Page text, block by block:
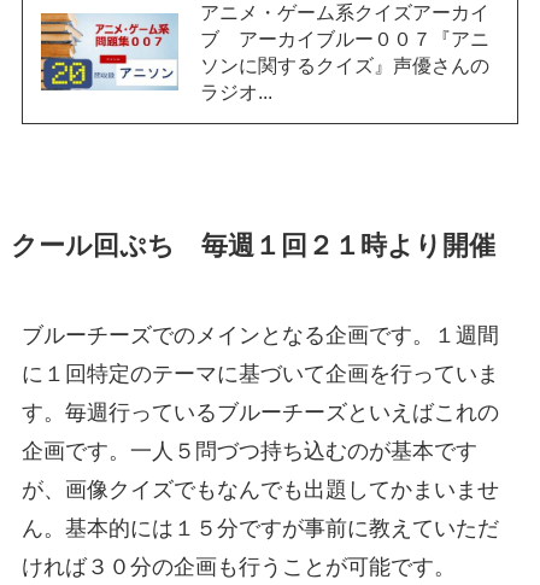
アニメ・ゲーム系クイズアーカイ
ブ アーカイブルー００７『アニ
ソンに関するクイズ』声優さんの
ラジオ...
クール回ぷち 毎週１回２１時より開催
ブルーチーズでのメインとなる企画です。１週間
に１回特定のテーマに基づいて企画を行っていま
す。毎週行っているブルーチーズといえばこれの
企画です。一人５問づつ持ち込むのが基本です
が、画像クイズでもなんでも出題してかまいませ
ん。基本的には１５分ですが事前に教えていただ
ければ３０分の企画も行うことが可能です。